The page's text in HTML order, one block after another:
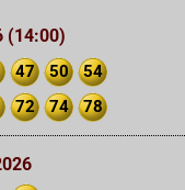
(14:00)
47 50
54
72 74 78